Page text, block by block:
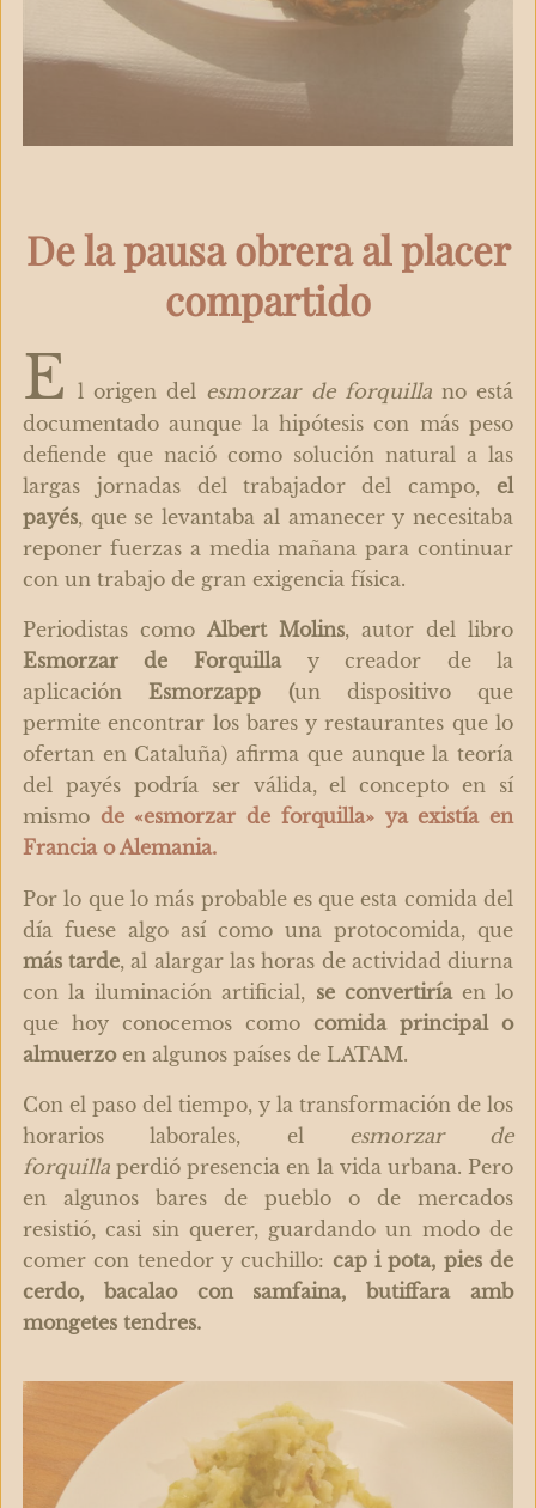
De la pausa obrera al placer
compartido
E l origen del esmorzar de forquillano está
documentado aunque la hipótesis con más peso
defiende que nació como solución natural a las
largas jornadas del trabajador del campo, el
payés, que se levantaba al amanecer y necesitaba
reponer fuerzas a media mañana para continuar
con un trabajo de gran exigencia física.
Periodistas como Albert Molins, autor del libro
Esmorzar de Forquillay creador de la
aplicaciónEsmorzapp (un dispositivo que
permite encontrar los bares y restaurantes que lo
ofertan en Cataluña) afirma que aunque la teoría
del payés podría ser válida, el concepto en sí
mismo de «esmorzar de forquilla» ya existía en
Francia o Alemania.
Por lo que lo más probable es que esta comida del
día fuese algo así como una protocomida, que
más tarde, al alargar las horas de actividad diurna
con la iluminación artificial, se convertiríaen lo
que hoy conocemos como comida principal o
almuerzoen algunos países de LATAM.
Con el paso del tiempo, y la transformación de los
horarios laborales, el esmorzar de
forquillaperdió presencia en la vida urbana. Pero
en algunos bares de pueblo o de mercados
resistió, casi sin querer, guardando un modo de
comer con tenedor y cuchillo: cap i pota, pies de
cerdo, bacalao con samfaina, butiffara amb
mongetes tendres.